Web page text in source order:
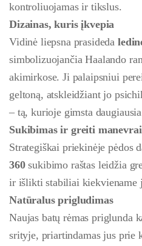
kontroliuojamas ir tikslus.
Dizainas, kuris įkvepia
Vidinė liepsna prasideda
simbolizuojančia Haalando
akimirkose. Ji palaipsniui
geltoną, atskleidžiant jo
– tą, kurioje gimsta
Sukibimas ir greiti manevrai
Strategiškai priekinėje pėdos
360sukibimo raštas leidžia
ir išlikti stabiliai kiekviename
Natūralus prigludimas
Naujas batų rėmas priglunda
srityje, priartindamas jus prie